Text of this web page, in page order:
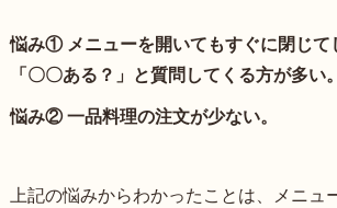
悩み① メニューを開いてもすぐに閉じ
「〇〇ある？」と質問してくる方が多い。
悩み②一品料理の注文が少ない。
上記の悩みからわかったことは、メニュ